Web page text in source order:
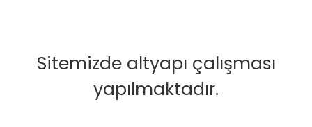
Sitemizde altyapı çalışması
yapılmaktadır.